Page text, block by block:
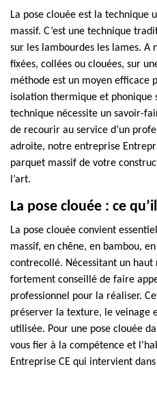
La pose clouée est la technique
massif. C’est une technique
sur les lambourdes les lames. A
fixées, collées ou clouées, sur
méthode est un moyen efficace
isolation thermique et phonique
technique nécessite un savoir-
de recourir au service d’un
adroite, notre entreprise
parquet massif de votre
l’art.
La pose clouée : ce
La pose clouée convient
massif, en chêne, en bambou,
contrecollé. Nécessitant un
fortement conseillé de faire
professionnel pour la réaliser.
préserver la texture, le veinage
utilisée. Pour une pose clouée
vous fier à la compétence et
Entreprise CE qui intervient